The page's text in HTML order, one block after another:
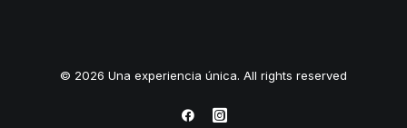
© 2026 Una experiencia única. All rights reserved